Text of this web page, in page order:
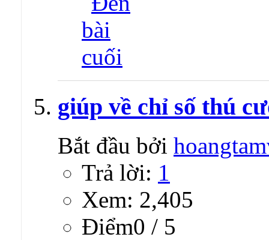
giúp về chỉ số thú
Bắt đầu bởi
Trả lời: 1
Xem: 2,405
Ðiểm0 / 5